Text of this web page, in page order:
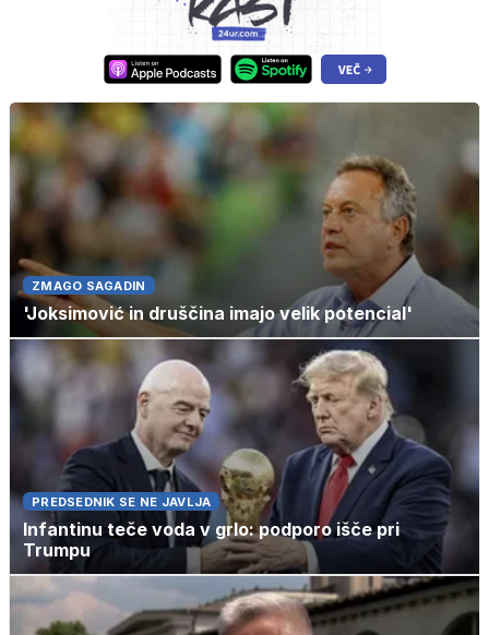
ZMAGO SAGADIN
'Joksimović in druščina imajo velik potencial'
PREDSEDNIK SE NE JAVLJA
Infantinu teče voda v grlo: podporo išče pri
Trumpu